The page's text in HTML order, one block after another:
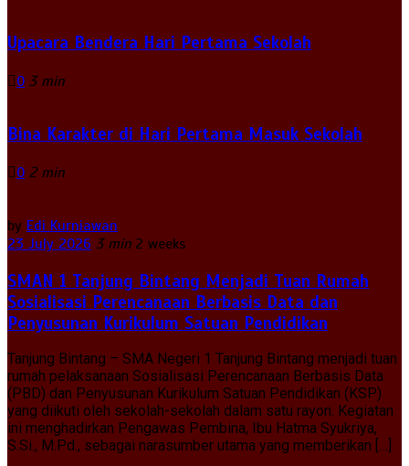
Upacara Bendera Hari Pertama Sekolah
0 3 min
Bina Karakter di Hari Pertama Masuk Sekolah
0 2 min
by Edi Kurniawan
23 July 2026 3 min 2 weeks
SMAN 1 Tanjung Bintang Menjadi Tuan Rumah
Sosialisasi Perencanaan Berbasis Data dan
Penyusunan Kurikulum Satuan Pendidikan
Tanjung Bintang – SMA Negeri 1 Tanjung Bintang menjadi tuan
rumah pelaksanaan Sosialisasi Perencanaan Berbasis Data
(PBD) dan Penyusunan Kurikulum Satuan Pendidikan (KSP)
yang diikuti oleh sekolah-sekolah dalam satu rayon. Kegiatan
ini menghadirkan Pengawas Pembina, Ibu Hatma Syukriya,
S.Si., M.Pd., sebagai narasumber utama yang memberikan […]